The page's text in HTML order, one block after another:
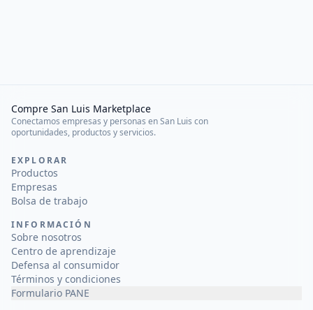
Compre San Luis Marketplace
Conectamos empresas y personas en San Luis con
oportunidades, productos y servicios.
EXPLORAR
Productos
Empresas
Bolsa de trabajo
INFORMACIÓN
Sobre nosotros
Centro de aprendizaje
Defensa al consumidor
Términos y condiciones
Formulario PANE